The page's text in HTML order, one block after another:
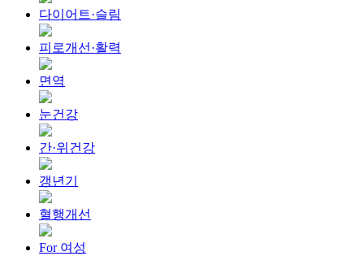
다이어트·슬림
피로개선·활력
면역
눈건강
간·위건강
갱년기
혈행개선
For 여성